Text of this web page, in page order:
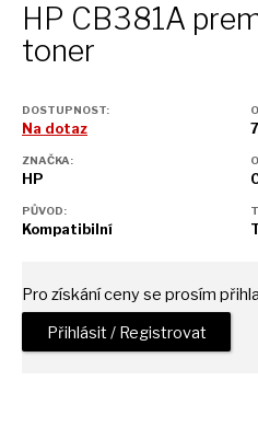
HP CB381A
toner
DOSTUPNOST:
Na dotaz
ZNAČKA:
HP
PŮVOD:
Kompatibilní
Pro získání ceny se prosím
Přihlásit / Registrovat